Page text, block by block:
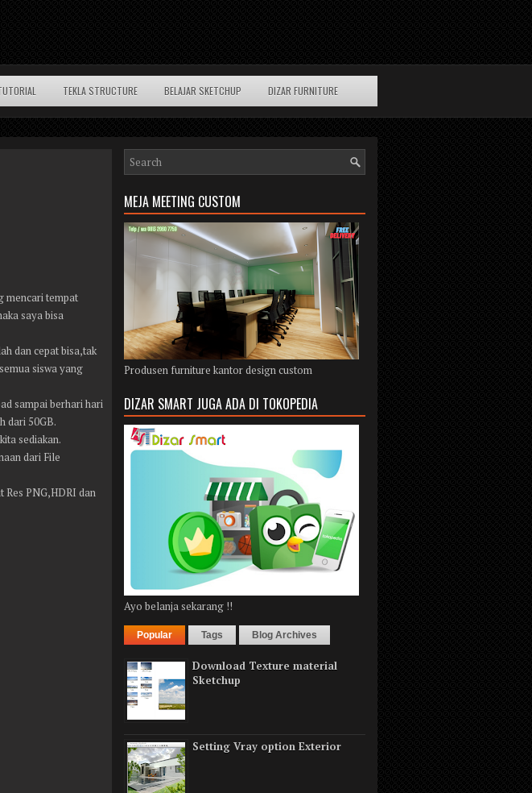
TEKLA STRUCTURE BELAJAR SKETCHUP DIZAR FURNITURE
mencari tempat
saya bisa
dan cepat bisa,tak
siswa yang
sampai berhari hari
dari 50GB.
sediakan.
dari File
PNG,HDRI dan
MEJA MEETING CUSTOM
Produsen furniture kantor design custom
DIZAR SMART JUGA ADA DI TOKOPEDIA
Ayo belanja sekarang !!
Popular Tags Blog Archives
Download Texture material
Sketchup
Setting Vray option Exterior